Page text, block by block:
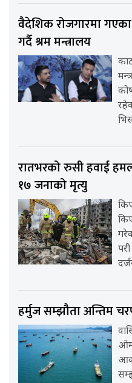
वैदेशिक रोजगारमा
गर्दै श्रम मन्त्रालय
रातभरको रुसी हवाई
१७ जनाको मृत्यु
हर्मुज सम्झौता अन्तिम